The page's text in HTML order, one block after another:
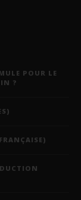
POUR LE
?